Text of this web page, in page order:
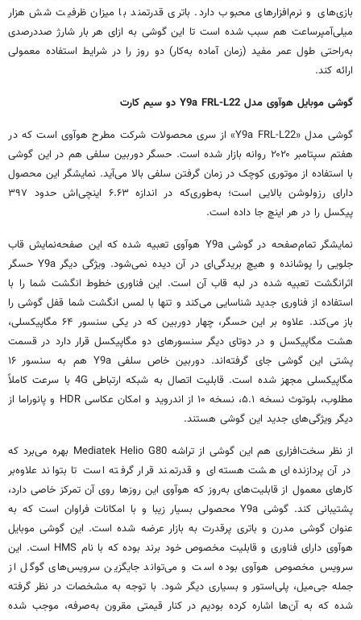
بازی‌های و نرم‌افزارهای محبوب دارد. باتری قدرتمند با میزان ظرفیت شش هزار
میلی‌آمپرساعت هم سبب شده است تا این گوشی به ازای هر بار شارژ صددرصدی
به‌راحتی طول عمر مفید (زمان آماده به‌کار) دو روز را در شرایط استفاده معمولی
ارائه کند.
گوشی موبایل هوآوی مدل Y9a FRL-L22 دو سیم کارت
گوشی مدل «Y9a FRL-L22» از سری محصولات شرکت مطرح
هوآوی است که در
هفتم سپتامبر
روانه بازار شده است. حسگر دوربین سلفی هم در این گوشی
با استفاده از موتوری کوچک در زمان گرفتن سلفی بالا می‌آید. نمایشگر این محصول
دارای رزولوشن بالایی است؛ به‌طوری‌که در اندازه ۶.۶۳ اینچی‌اش حدود ۳۹۷
پیکسل را در هر اینچ جا داده است.
نمایشگر تمام‌صفحه در گوشی Y9a
هوآویتعبیه شده که این صفحه‌نمایش قاب
جلویی را پوشانده و هیچ بریدگی‌ای در آن دیده نمی‌شود. ویژگی دیگر Y9a حسگر
اثرانگشت تعبیه شده در لبه قاب آن است. این فناوری خطوط انگشت شما را با
استفاده از فناوری جدید شناسایی می‌کند و تنها با لمس انگشت شما قفل گوشی را
باز می‌کند. علاوه بر این حسگر، چهار دوربین که در یکی سنسور ۶۴ مگاپیکسلی،
هشت مگاپیکسل و در دوتای دیگر سنسورهای دو مگاپیکسل قرار دارد در قسمت
پشتی این گوشی جای گرفته‌اند. دوربین خاص سلفی Y9a هم به سنسور ۱۶
مگاپیکسلی مجهز شده است. قابلیت اتصال به شبکه ارتباطی 4G با سرعت کاملاً
مطلوب، بلوتوث نسخه ۵.۱، نسخه ۱۰ از اندروید و امکان عکاسی HDR و پانوراما از
دیگر ویژگی‌های جدید این گوشی هستند.
از نظر سخت‌افزاری هم این گوشی از تراشه Mediatek Helio G80 بهره می‌برد که
در آن پردازنده‌ای هشت هسته‌ای و قدرتمند قرار گرفته است تا بتواند علاوه‌بر
کارهای معمول از قابلیت‌های به‌روز که هوآویاین روزها روی آن تمرکز خاصی دارد،
پشتیبانی کند. گوشی Y9a محصولی بسیار زیبا و با امکانات فراوان است که به
عنوان گوشی مدرن و باتری پرقدرت به بازار عرضه شده است. این گوشی موبایل
هوآوی
دارای فناوری و قابلیت مخصوص خود برند بوده که با نام HMS است. این
سرویس مخصوص هوآویبوده است و می‌تواند جایگزین سرویس‌های گوگل از
جمله جی‌میل، پلی‌استور و بسیاری دیگر شود. با توجه به مشخصات در نظر گرفته
شده که به آن‌ها اشاره کرده بودیم در کنار قیمتی مقرون به‌صرفه، موجب شده